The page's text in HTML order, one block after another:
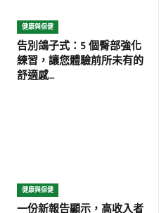
健康與保健
告別鴿子式：5 個臀部強化
練習，讓您體驗前所未有的
舒適感…
健康與保健
一份新報告顯示，高收入者